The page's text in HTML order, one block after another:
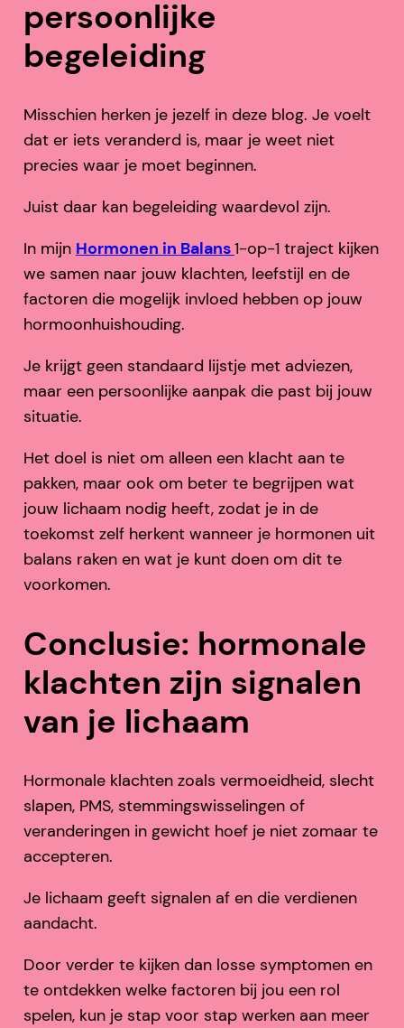
persoonlijke
begeleiding
Misschien herken je jezelf in deze blog. Je voelt
dat er iets veranderd is, maar je weet niet
precies waar je moet beginnen.
Juist daar kan begeleiding waardevol zijn.
In mijn Hormonen in Balans1-op-1 traject kijken
we samen naar jouw klachten, leefstijl en de
factoren die mogelijk invloed hebben op jouw
hormoonhuishouding.
Je krijgt geen standaard lijstje met adviezen,
maar een persoonlijke aanpak die past bij jouw
situatie.
Het doel is niet om alleen een klacht aan te
pakken, maar ook om beter te begrijpen wat
jouw lichaam nodig heeft, zodat je in de
toekomst zelf herkent wanneer je hormonen uit
balans raken en wat je kunt doen om dit te
voorkomen.
Conclusie: hormonale
klachten zijn signalen
van je lichaam
Hormonale klachten zoals vermoeidheid, slecht
slapen, PMS, stemmingswisselingen of
veranderingen in gewicht hoef je niet zomaar te
accepteren.
Je lichaam geeft signalen af en die verdienen
aandacht.
Door verder te kijken dan losse symptomen en
te ontdekken welke factoren bij jou een rol
spelen, kun je stap voor stap werken aan meer